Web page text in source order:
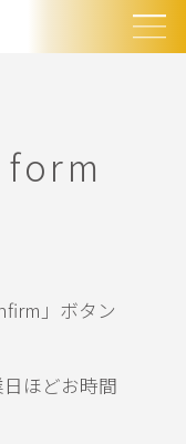
form
」ボタン
ほどお時間